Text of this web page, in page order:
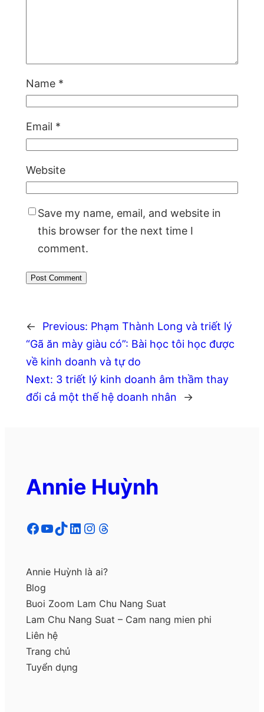
Name *
Email *
Website
Save my name, email, and website in
this browser for the next time I
comment.
← Previous: Phạm Thành Long và triết lý
“Gã ăn mày giàu có”: Bài học tôi học được
về kinh doanh và tự do
Next: 3 triết lý kinh doanh âm thầm thay
đổi cả một thế hệ doanh nhân
→
Annie Huỳnh
Facebook YouTube TikTok LinkedIn Instagram Threads
Annie Huỳnh là ai?
Blog
Buoi Zoom Lam Chu Nang Suat
Lam Chu Nang Suat – Cam nang mien phi
Liên hệ
Trang chủ
Tuyển dụng